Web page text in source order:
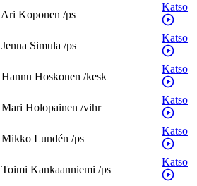
Ari Koponen /ps
Katso
Jenna Simula /ps
Katso
Hannu Hoskonen /kesk
Katso
Mari Holopainen /vihr
Katso
Mikko Lundén /ps
Katso
Toimi Kankaanniemi /ps
Katso